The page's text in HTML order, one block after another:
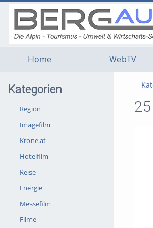
Home WebTV
Kategorien
Region
Imagefilm
Krone.at
Hotelfilm
Reise
Energie
Messefilm
Filme